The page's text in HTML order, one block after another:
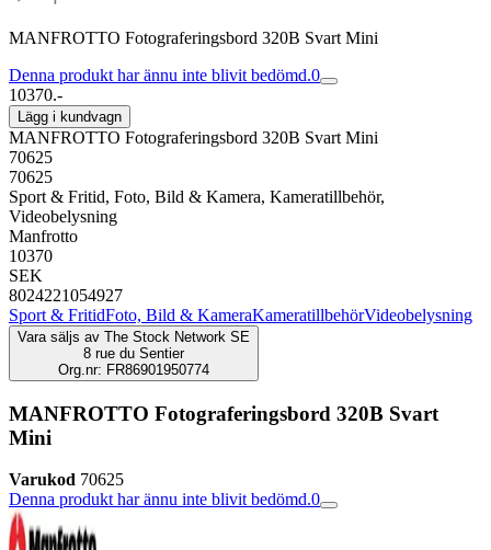
MANFROTTO Fotograferingsbord 320B Svart Mini
Denna produkt har ännu inte blivit bedömd.0
10370.-
Lägg i kundvagn
MANFROTTO Fotograferingsbord 320B Svart Mini
70625
70625
Sport & Fritid, Foto, Bild & Kamera, Kameratillbehör,
Videobelysning
Manfrotto
10370
SEK
8024221054927
Sport & FritidFoto, Bild & KameraKameratillbehörVideobelysning
Vara säljs av The Stock Network SE
8 rue du Sentier
Org.nr: FR86901950774
MANFROTTO Fotograferingsbord 320B Svart
Mini
Varukod 70625
Denna produkt har ännu inte blivit bedömd.0